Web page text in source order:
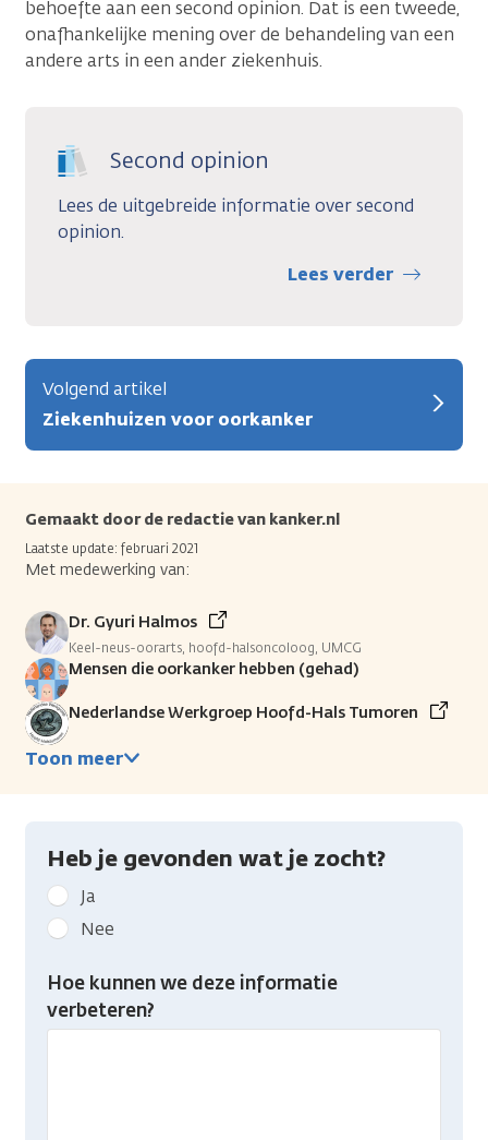
behoefte aan een second opinion. Dat is een tweede,
onafhankelijke mening over de behandeling van een
andere arts in een ander ziekenhuis.
Second opinion
Lees de uitgebreide informatie over second
opinion.
Lees verder
Volgend artikel
Ziekenhuizen voor oorkanker
Gemaakt door de redactie van kanker.nl
Laatste update: februari 2021
Met medewerking van:
Dr. Gyuri Halmos
Keel-neus-oorarts, hoofd-halsoncoloog, UMCG
Mensen die oorkanker hebben (gehad)
Nederlandse Werkgroep Hoofd-Hals Tumoren
Toon meer
Heb je gevonden wat je zocht?
Geef
kanker.nl
feedback:
Heb
gevonden
Ja
Nee
Hoe kunnen we deze informatie
verbeteren?